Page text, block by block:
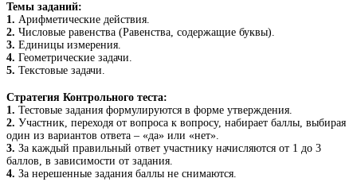
Темы заданий:
1. Арифметические действия.
2. Числовые равенства (Равенства, содержащие буквы).
3. Единицы измерения.
4. Геометрические задачи.
5. Текстовые задачи.
Стратегия Контрольного теста:
1. Тестовые задания формулируются в форме утверждения.
2. Участник, переходя от вопроса к вопросу, набирает баллы, выбирая
один из вариантов ответа – «да» или «нет».
3. За каждый правильный ответ участнику начисляются от 1 до 3
баллов, в зависимости от задания.
4. За нерешенные задания баллы не снимаются.